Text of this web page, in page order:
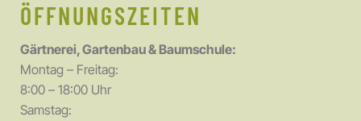
ÖFFNUNGSZEITEN
Gärtnerei, Gartenbau & Baumschule:
Montag – Freitag:
8:00 – 18:00 Uhr
Samstag: